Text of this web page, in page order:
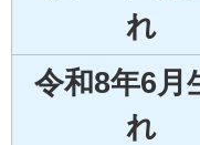
れ
令和8年6月
れ